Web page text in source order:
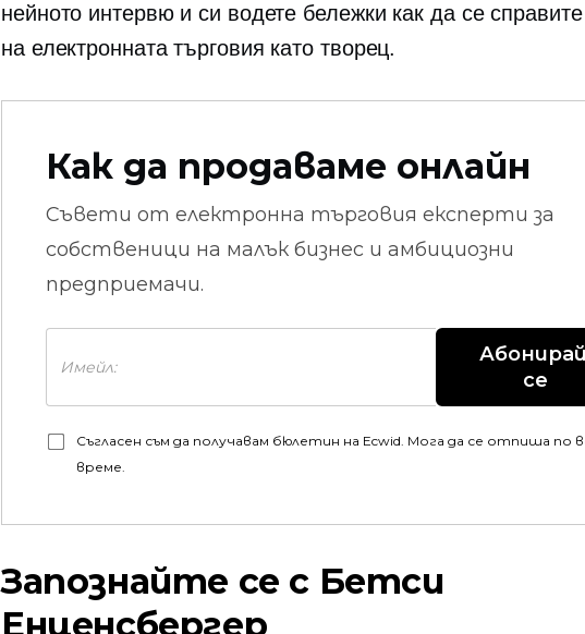
нейното интервю и си водете бележки как да се
на електронната търговия като творец.
Как да продаваме онлайн
Съвети от електронна търговия експерти за
собственици на малък бизнес и амбициозни
предприемачи.
Абонирай
се
Съгласен съм да получавам бюлетин на Ecwid. Мога да се отпиша по
време.
Запознайте се с Бетси
Енценсбергер